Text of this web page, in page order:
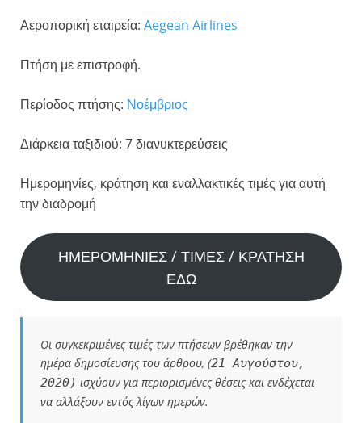
Αεροπορική εταιρεία: Aegean Airlines
Πτήση με επιστροφή.
Περίοδος πτήσης: Νοέμβριος
Διάρκεια ταξιδιού: 7 διανυκτερεύσεις
Ημερομηνίες, κράτηση και εναλλακτικές τιμές για αυτή
την διαδρομή
ΗΜΕΡΟΜΗΝΙΕΣ / ΤΙΜΕΣ / ΚΡΑΤΗΣΗ
ΕΔΩ
Οι συγκεκριμένες τιμές των πτήσεων βρέθηκαν την
ημέρα δημοσίευσης του άρθρου, (21 Αυγούστου,
2020) ισχύουν για περιορισμένες θέσεις και ενδέχεται
να αλλάξουν εντός λίγων ημερών.